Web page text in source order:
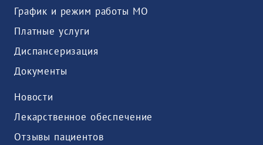
График и режим работы МО
Платные услуги
Диспансеризация
Документы
Новости
Лекарственное обеспечение
Отзывы пациентов